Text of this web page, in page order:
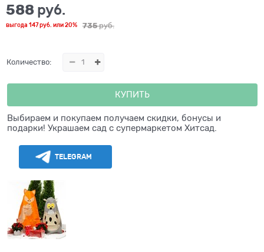
735 руб.
588 руб.
выгода 147 руб. или20%
Количество:
КУПИТЬ
Выбираем и покупаем получаем скидки, бонусы и
подарки! Украшаем сад с супермаркетом Хитсад.
TELEGRAM